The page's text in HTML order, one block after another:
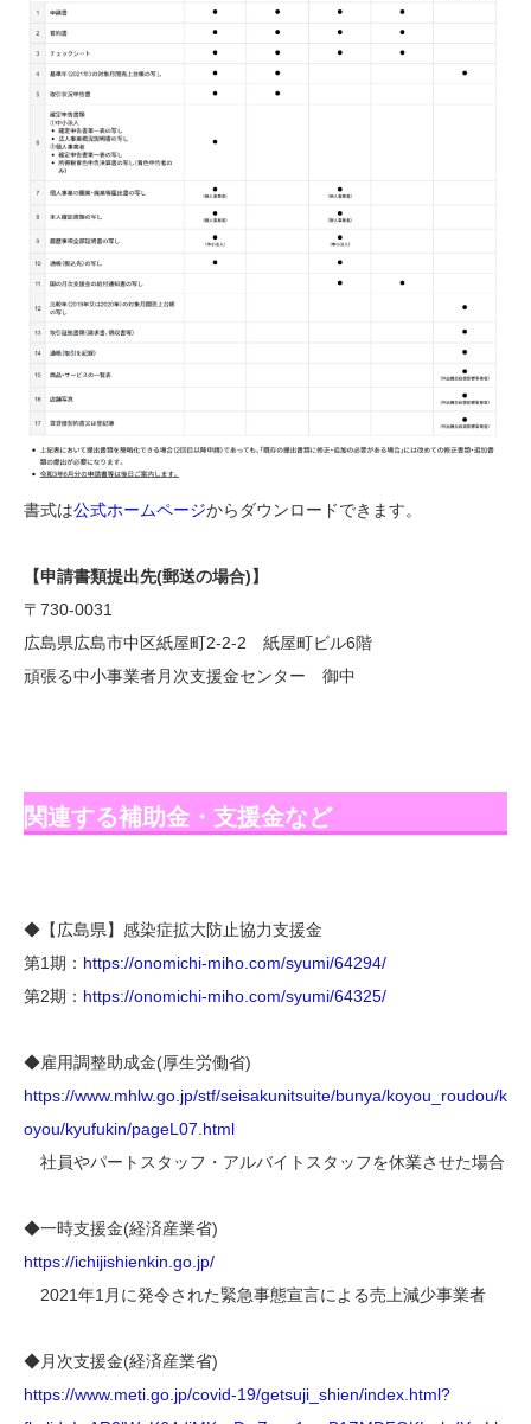
書式は公式ホームページからダウンロードできます。
【申請書類提出先(郵送の場合)】
〒730-0031
広島県広島市中区紙屋町2-2-2 紙屋町ビル6階
頑張る中小事業者月次支援金センター 御中
関連する補助金・支援金など
◆【広島県】感染症拡大防止協力支援金
第1期： https://onomichi-miho.com/syumi/64294/
第2期： https://onomichi-miho.com/syumi/64325/
◆雇用調整助成金(厚生労働省)
https://www.mhlw.go.jp/stf/seisakunitsuite/bunya/koyou_roudou/k
oyou/kyufukin/pageL07.html
社員やパートスタッフ・アルバイトスタッフを休業させた場合
◆一時支援金(経済産業省)
https://ichijishienkin.go.jp/
2021年1月に発令された緊急事態宣言による売上減少事業者
◆月次支援金(経済産業省)
https://www.meti.go.jp/covid-19/getsuji_shien/index.html?